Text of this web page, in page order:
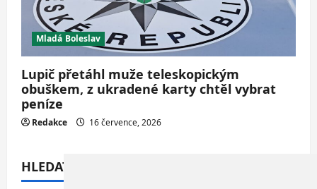
Mladá Boleslav
Lupič přetáhl muže teleskopickým
obuškem, z ukradené karty chtěl vybrat
peníze
Redakce 16 července, 2026
HLEDAT